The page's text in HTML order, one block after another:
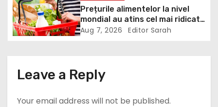
i
o
USR
Prețurile alimentelor la nivel
mondial au atins cel mai ridicat
nivel din ultimii peste trei ani. În
războiul din Ucraina va perturba
din nou exporturile prin Marea
Aug 7, 2026 Editor Sarah
Leave a Reply
Your email address will not be published.